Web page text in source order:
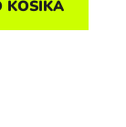
KOŠÍKA